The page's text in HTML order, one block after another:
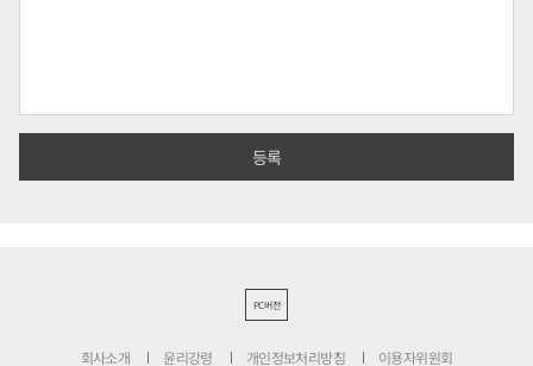
PC버전
회사소개 윤리강령 개인정보처리방침 이용자위원회